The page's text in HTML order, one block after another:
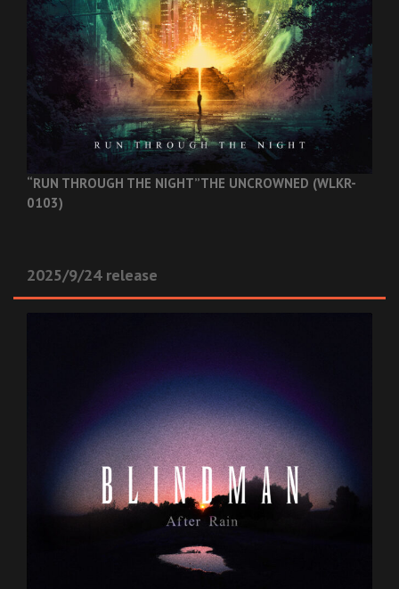
“RUN THROUGH THE NIGHT”THE UNCROWNED (WLKR-
0103)
2025/9/24 release